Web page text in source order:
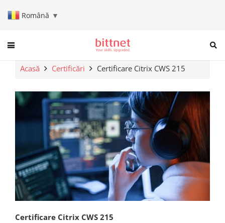
Română ▼
When autocomplete results
Acasă Certificări Certificare Citrix CWS 215
Certificare Citrix CWS 215